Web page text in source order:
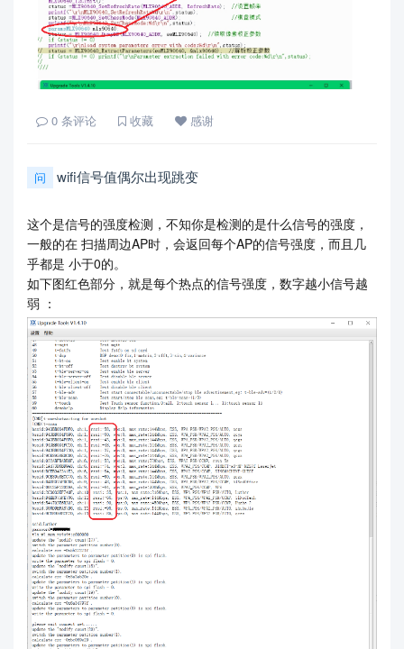
0 条评论 收藏 感谢
问 wifi信号值偶尔出现跳变
这个是信号的强度检测，不知你是检测的是什么信号的强度，
一般的在 扫描周边AP时，会返回每个AP的信号强度，而且几
乎都是 小于0的。
如下图红色部分，就是每个热点的信号强度，数字越小信号越
弱 ：